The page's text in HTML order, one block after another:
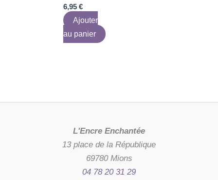
6,95€
Ajouter
au panier
L'Encre Enchantée
13 place de la République
69780 Mions
04 78 20 31 29